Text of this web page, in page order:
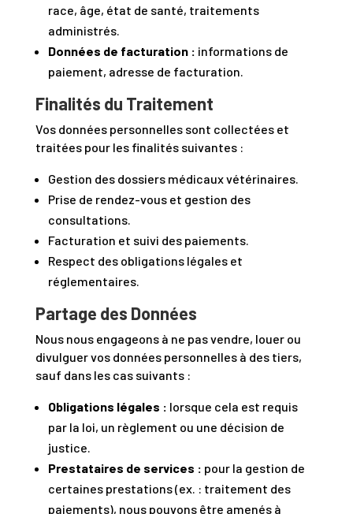
race, âge, état de santé, traitements
administrés.
Données de facturation : informations de
paiement, adresse de facturation.
Finalités du Traitement
Vos données personnelles sont collectées et
traitées pour les finalités suivantes :
Gestion des dossiers médicaux vétérinaires.
Prise de rendez-vous et gestion des
consultations.
Facturation et suivi des paiements.
Respect des obligations légales et
réglementaires.
Partage des Données
Nous nous engageons à ne pas vendre, louer ou
divulguer vos données personnelles à des tiers,
sauf dans les cas suivants :
Obligations légales : lorsque cela est requis
par la loi, un règlement ou une décision de
justice.
Prestataires de services : pour la gestion de
certaines prestations (ex. : traitement des
paiements), nous pouvons être amenés à